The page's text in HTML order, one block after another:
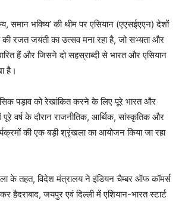
समान भविष्य’ की थीम पर एसियान (एएसईएएन) देशों
की रजत जयंती का उत्सव मना रहा है, जो सभ्यता और
हैं और जिसने दो सहस्राब्दी से भारत और एसियान
है।
पड़ाव को रेखांकित करने के लिए पूरे भारत और
वर्ष के दौरान राजनीतिक, आर्थिक, सांस्कृतिक और
की एक बड़ी श्रृंखला का आयोजन किया जा रहा
के तहत, विदेश मंत्रालय ने इंडियन चैम्बर ऑफ कॉमर्स
हैदराबाद, जयपुर एवं दिल्ली में एशियान-भारत स्टार्ट